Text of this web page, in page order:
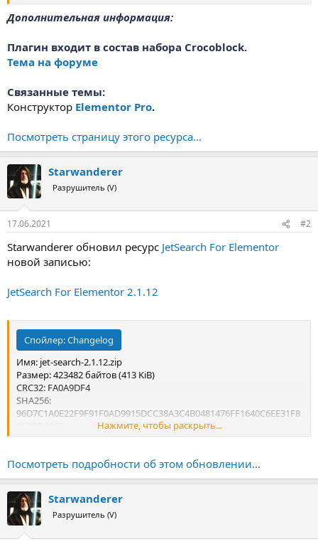
Дополнительная информация:
Плагин входит в состав набора Crocoblock.
Тема на форуме
Связанные темы:
Конструктор Elementor Pro.
Посмотреть страницу этого ресурса...
Starwanderer
Разрушитель (V)
17.06.2021 #2
Starwanderer обновил ресурс JetSearch For Elementor
новой записью:
JetSearch For Elementor 2.1.12
Спойлер:Changelog
Имя: jet-search-2.1.12.zip
Размер: 423482 байтов (413 KiB)
CRC32: FA0A9DF4
SHA256:
96D7C1A0E22F9F91F0AD9915DCC38A3C4B0481476FF1640C6EE31F8
SHA1: 220988E4739C2C1A6ECA623F19367E35BE239260
Нажмите, чтобы раскрыть...
Посмотреть подробности об этом обновлении...
Starwanderer
Разрушитель (V)